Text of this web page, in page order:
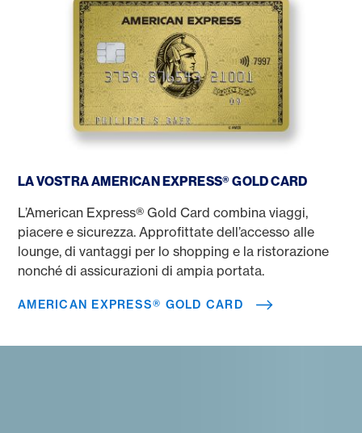
LA VOSTRA AMERICAN EXPRESS® GOLD CARD
L’American Express® Gold Card combina viaggi,
piacere e sicurezza. Approfittate dell’accesso alle
lounge, di vantaggi per lo shopping e la ristorazione
nonché di assicurazioni di ampia portata.
AMERICAN EXPRESS® GOLD CARD